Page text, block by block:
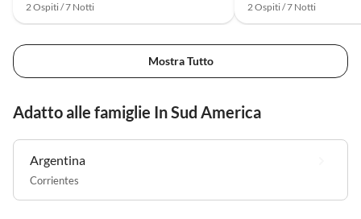
2 Ospiti / 7 Notti 2 Ospiti / 7 Notti
Mostra Tutto
Adatto alle famiglie In Sud America
Argentina
Corrientes